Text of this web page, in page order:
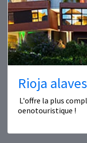
Rioja
L'offre la plus
oenotouristique !